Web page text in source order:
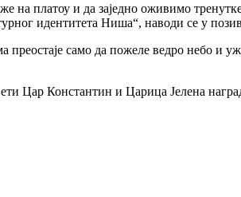
на платоу и да заједно оживимо
идентитета Ниша“, наводи се у
преостаје само да пожеле ведро небо и
Цар Константин и Царица Јелена